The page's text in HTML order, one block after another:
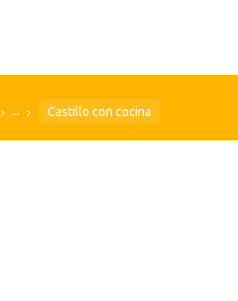
... Castillo con cocina